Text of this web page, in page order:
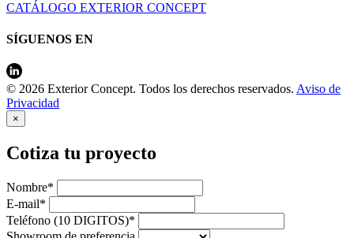
CATÁLOGO EXTERIOR CONCEPT
SÍGUENOS EN
© 2026 Exterior Concept. Todos los derechos reservados. Aviso de
Privacidad
×
Cotiza tu proyecto
Nombre*
E-mail*
Teléfono (10 DIGITOS)*